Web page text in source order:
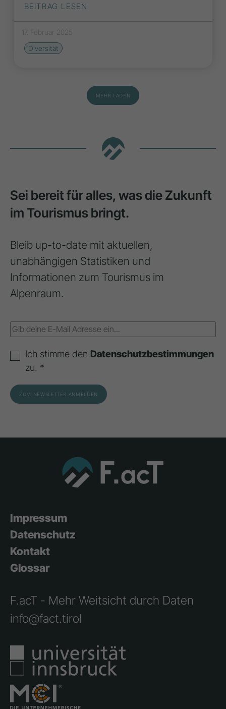
BEITRAG LESEN
17. Februar 2025
Diversität
MEHR LADEN
Sei bereit für alles, was die Zukunft
im Tourismus bringt.
Bleib up-to-date mit aktuellen,
unabhängigen Statistiken und
Informationen zum Tourismus im
Alpenraum.
Ich stimme den Datenschutzbestimmungen
zu. *
Impressum
Datenschutz
Kontakt
Glossar
F.acT - Mehr Weitsicht durch Daten
info@fact.tirol